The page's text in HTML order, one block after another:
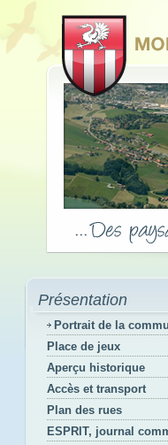
Présentation
Portrait de la
Place de jeux
Aperçu historique
Accès et transport
Plan des rues
ESPRIT, journal